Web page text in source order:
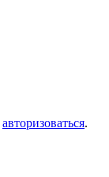
авторизоваться.